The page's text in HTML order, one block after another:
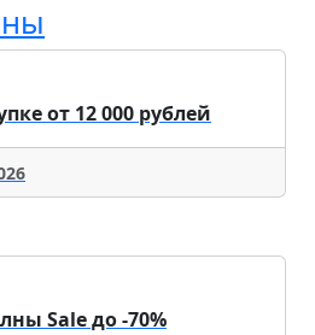
от 12 000 рублей
Sale до -70%